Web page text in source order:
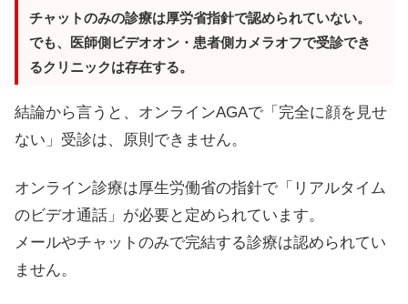
チャットのみの診療は厚労省指針で認められていない。
でも、医師側ビデオオン・患者側カメラオフで受診でき
るクリニックは存在する。
結論から言うと、オンラインAGAで「完全に顔を見せ
ない」受診は、原則できません。
オンライン診療は厚生労働省の指針で「リアルタイム
のビデオ通話」が必要と定められています。
メールやチャットのみで完結する診療は認められてい
ません。